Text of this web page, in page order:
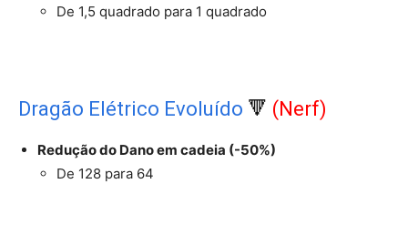
De 1,5 quadrado para 1 quadrado
Dragão Elétrico Evoluído 🔻 (Nerf)
Redução do Dano em cadeia (-50%)
De 128 para 64